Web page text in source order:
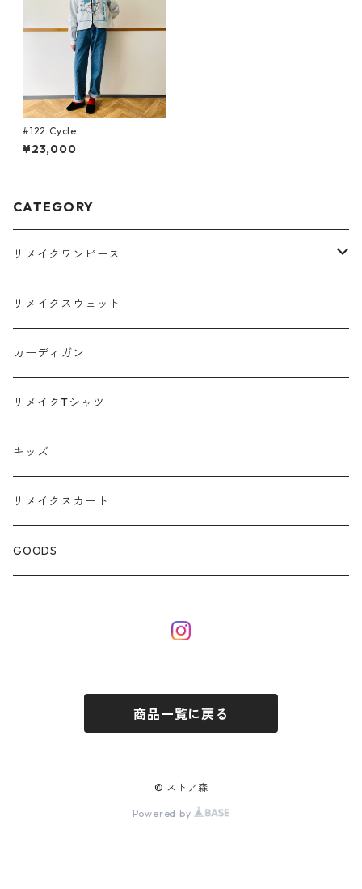
#122 Cycle
¥23,000
CATEGORY
リメイクワンピース
Tシャツ
スウェット
ポロシャツ
リメイクスウェット
カーディガン
リメイクTシャツ
キッズ
リメイクスカート
GOODS
商品一覧に戻る
© ストア森
Powered by